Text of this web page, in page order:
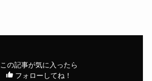
この記事が気に入ったら
フォローしてね！